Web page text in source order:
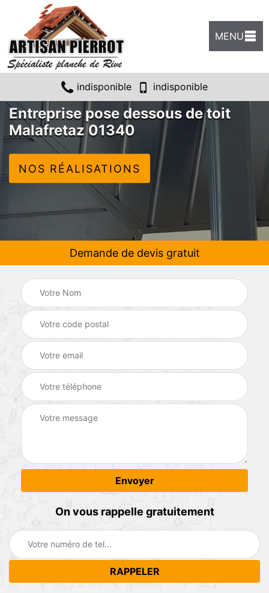
MENU
indisponible indisponible
Entreprise pose dessous de toit
Malafretaz 01340
NOS RÉALISATIONS
Demande de devis gratuit
On vous rappelle gratuitement